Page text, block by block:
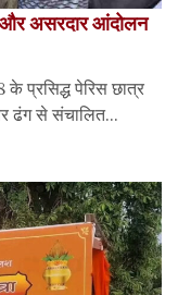
और असरदार आंदोलन
प्रसिद्ध पेरिस छात्र
ढंग से संचालित...